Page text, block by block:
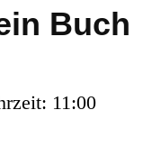
Buch
11:00